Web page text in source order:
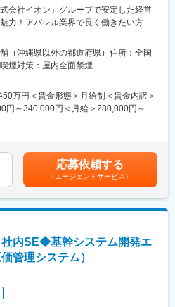
を化粧品に応用、肌にも環境にもやさ
に1,000店舗の特約店エステティックサ
究開発、生産、販売までを一貫して行
お客様のニーズを追求し続け、安全で
つ独創性がある化粧品づくりに努めて
と高品質を守り続けた化粧品を届け続
社内イベントなどを通して当社の想い
上げています。
会社イオン」グループで安定した経営
力！アパレル業界で長く働きたい方に
値管理・人員、シフト管理など
営に関わるマネジメント全般を担当
の打診も可能です。
社製品の販売。個人売上成果により店
し、それぞれの店舗の統括責任者
長地区を管轄
発、人事、総務、財務経理など店舗営
フへのキャリアチェンジも可能です。
（沖縄県以外の都道府県）住所：全国
煙対策：屋内全面禁煙
万円＜賃金形態＞月給制＜賃金内訳＞
円～340,000円＜月給＞280,000円～
の金額であ
可能性があります。月給(月額)は固定手
応募依頼する
（エージェントサービス）
社内SE◆基幹システム開発エ
管理システム）